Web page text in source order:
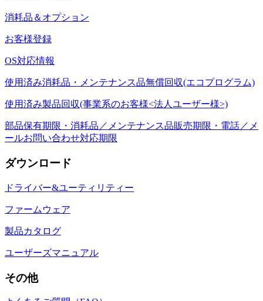
消耗品＆オプション
お客様登録
OS対応情報
使用済み消耗品・メンテナンス品無償回収(エコプログラム)
使用済み製品回収(事業系のお客様<法人ユーザー様>)
部品保有期限・消耗品／メンテナンス品販売期限・電話／メ
ールお問い合わせ対応期限
ダウンロード
ドライバー&ユーティリティー
ファームウェア
製品カタログ
ユーザーズマニュアル
その他